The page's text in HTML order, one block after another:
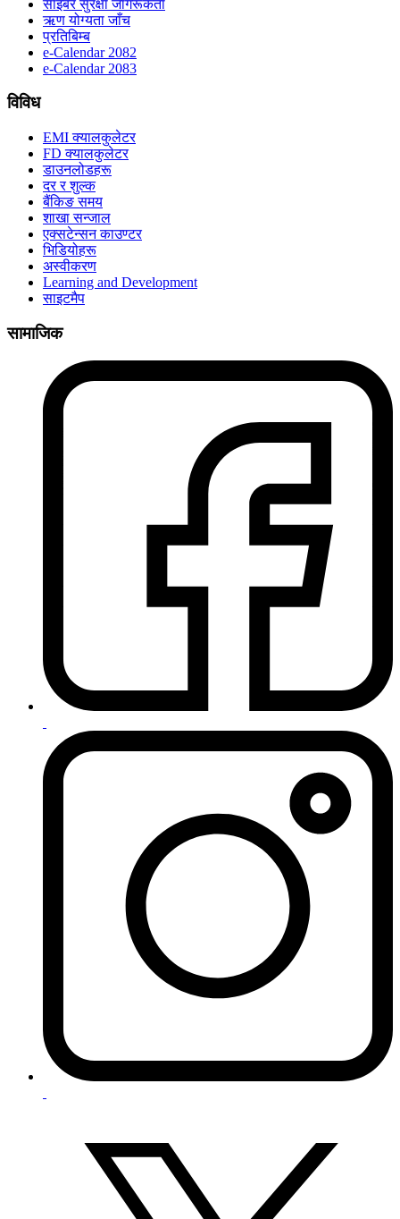
साइबर सुरक्षा जागरूकता
ऋण योग्यता जाँच
प्रतिबिम्ब
e-Calendar 2082
e-Calendar 2083
विविध
EMI क्यालकुलेटर
FD क्यालकुलेटर
डाउनलोडहरू
दर र शुल्क
बैंकिङ समय
शाखा सन्जाल
एक्सटेन्सन काउण्टर
भिडियोहरू
अस्वीकरण
Learning and Development
साइटमैप
सामाजिक